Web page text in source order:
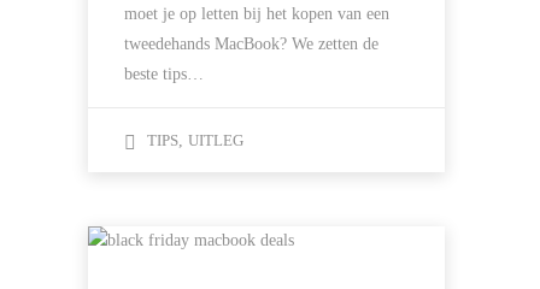
moet je op letten bij het kopen van een
tweedehands MacBook? We zetten de
beste tips…
TIPS, UITLEG